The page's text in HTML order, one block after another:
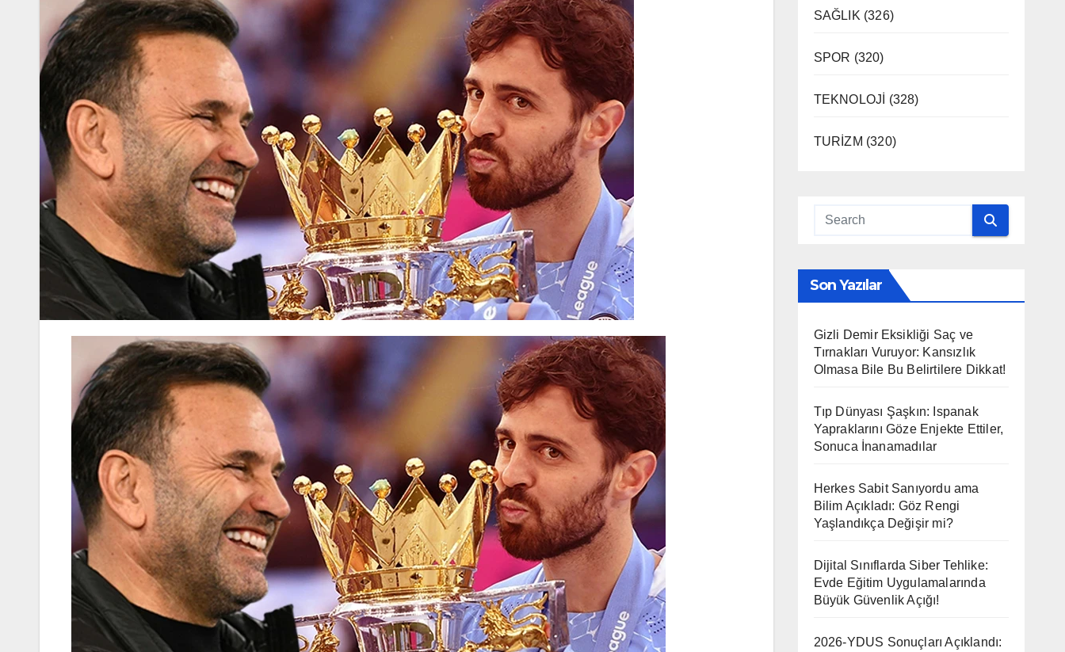
SAĞLIK (326)
SPOR (320)
TEKNOLOJİ (328)
TURİZM (320)
Son Yazılar
Gizli Demir Eksikliği Saç ve
Tırnakları Vuruyor: Kansızlık
Olmasa Bile Bu Belirtilere Dikkat!
Tıp Dünyası Şaşkın: Ispanak
Yapraklarını Göze Enjekte Ettiler,
Sonuca İnanamadılar
Herkes Sabit Sanıyordu ama
Bilim Açıkladı: Göz Rengi
Yaşlandıkça Değişir mi?
Dijital Sınıflarda Siber Tehlike:
Evde Eğitim Uygulamalarında
Büyük Güvenlik Açığı!
2026-YDUS Sonuçları Açıklandı: